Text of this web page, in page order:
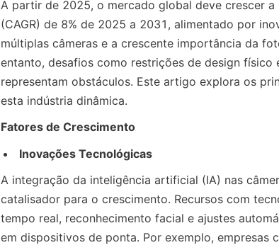
A partir de 2025, o mercado global deve crescer
(CAGR) de 8% de 2025 a 2031, alimentado por
múltiplas câmeras e a crescente importância da
entanto, desafios como restrições de design físico
representam obstáculos. Este artigo explora os
esta indústria dinâmica.
Fatores de Crescimento
Inovações Tecnológicas
A integração da inteligência artificial (IA) nas
catalisador para o crescimento. Recursos com
tempo real, reconhecimento facial e ajustes
em dispositivos de ponta. Por exemplo, empresas